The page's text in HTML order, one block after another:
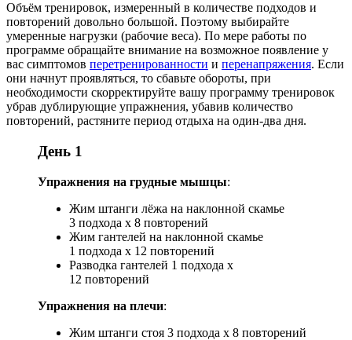
Объём тренировок, измеренный в количестве подходов и
повторений довольно большой. Поэтому выбирайте
умеренные нагрузки (рабочие веса). По мере работы по
программе обращайте внимание на возможное появление у
вас симптомов перетренированности и перенапряжения. Если
они начнут проявляться, то сбавьте обороты, при
необходимости скорректируйте вашу программу тренировок
убрав дублирующие упражнения, убавив количество
повторений, растяните период отдыха на один-два дня.
День 1
Упражнения на грудные мышцы:
Жим штанги лёжа на наклонной скамье
3 подхода х 8 повторений
Жим гантелей на наклонной скамье
1 подхода х 12 повторений
Разводка гантелей 1 подхода х
12 повторений
Упражнения на плечи:
Жим штанги стоя 3 подхода х 8 повторений